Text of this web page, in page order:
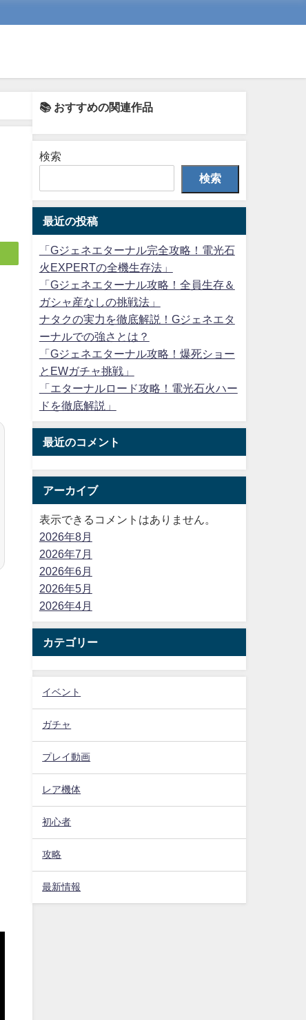
📚 おすすめの関連作品
検索
検索
最近の投稿
「Gジェネエターナル完全攻略！電光石
火EXPERTの全機生存法」
「Gジェネエターナル攻略！全員生存＆
ガシャ産なしの挑戦法」
ナタクの実力を徹底解説！Gジェネエタ
ーナルでの強さとは？
「Gジェネエターナル攻略！爆死ショー
とEWガチャ挑戦」
「エターナルロード攻略！電光石火ハー
ドを徹底解説」
最近のコメント
アーカイブ
表示できるコメントはありません。
2026年8月
2026年7月
2026年6月
2026年5月
2026年4月
カテゴリー
イベント
ガチャ
プレイ動画
レア機体
初心者
攻略
最新情報